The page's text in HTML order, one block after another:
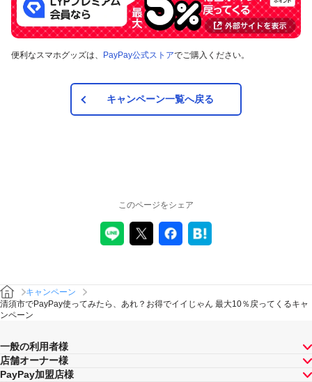
便利なスマホグッズは、 PayPay公式ストアでご購入ください。
キャンペーン一覧へ戻る
このページをシェア
キャンペーン
清須市でPayPay使ってみたら、あれ？お得でイイじゃん 最大10％戻ってくるキャ
ンペーン
一般の利用者様
店舗オーナー様
PayPay加盟店様